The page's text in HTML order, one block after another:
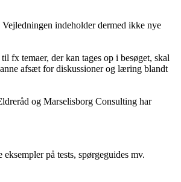
indeholder dermed ikke nye
fx temaer, der kan tages op i besøget, skal
afsæt for diskussioner og læring blandt
og Marselisborg Consulting har
på tests, spørgeguides mv.